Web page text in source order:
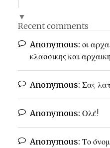
▼
Recent comments
Anonymous: οι
κλασσικης και
Anonymous: Σας
Anonymous: Ολέ!
Anonymous: Το